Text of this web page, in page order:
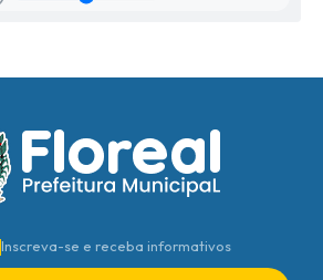
Inscreva-se e receba informativos